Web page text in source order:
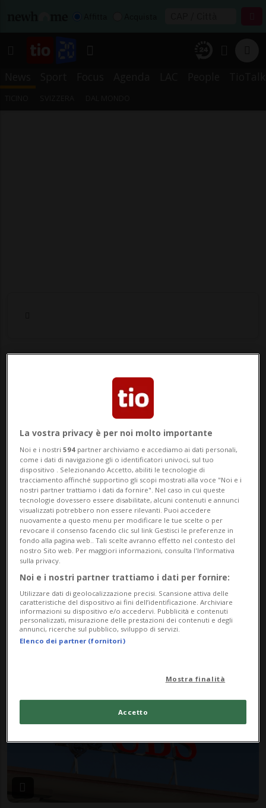
Notizie su
Antiriciclaggio
Segui le notizie e gli approfondimenti su
Antiriciclaggio.
SVIZZERA / STATI UNITI 4 gior
UBS, multe per 145 milioni di
La vostra privacy è per noi molto importante
Noi e i nostri594 partner archiviamo e accediamo ai dati personali,
come i dati di navigazione gli o identificatori univoci, sul tuo
dispositivo . Selezionando Accetto, abiliti le tecnologie di
tracciamento affinché supportino gli scopi mostrati alla voce "Noi e i
nostri partner trattiamo i dati da fornire". Nel caso in cui queste
tecnologie dovessero essere disabilitate, alcuni contenuti e annunci
visualizzati potrebbero non essere rilevanti. Puoi accedere
nuovamente a questo menu per modificare le tue scelte o per
revocare il consenso facendo clic sul link Gestisci le preferenze in
fondo alla pagina web.. Tali scelte avranno effetto nel contesto del
nostro Sito web. Per maggiori informazioni, consulta l'Informativa
sulla privacy.
Noi e i nostri partner trattiamo i dati per fornire:
Utilizzare dati di geolocalizzazione precisi. Scansione attiva delle
caratteristiche del dispositivo ai fini dell’identificazione. Archiviare
informazioni su dispositivo e/o accedervi. Pubblicità e contenuti
personalizzati, misurazione delle prestazioni dei contenuti e degli
annunci, ricerche sul pubblico, sviluppo di servizi.
Elenco dei partner (fornitori)
Mostra finalità
Accetto